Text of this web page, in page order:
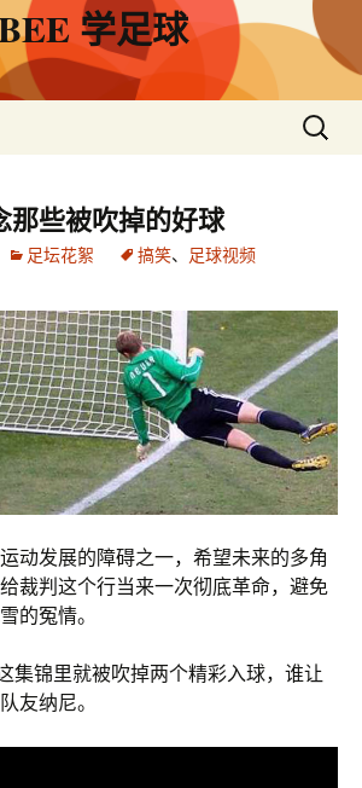
学足球
搜
索：
那些被吹掉的好球
足坛花絮 搞笑、 足球视频
动发展的障碍之一，希望未来的多角
裁判这个行当来一次彻底革命，避免
的冤情。
集锦里就被吹掉两个精彩入球，谁让
友纳尼。